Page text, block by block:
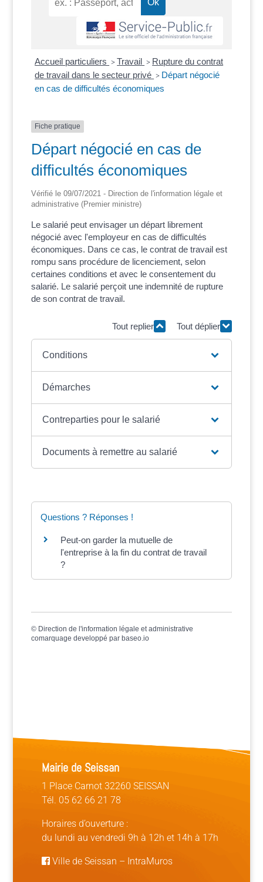
Accueil particuliers > Travail > Rupture du contrat
de travail dans le secteur privé > Départ négocié
en cas de difficultés économiques
Fiche pratique
Départ négocié en cas de
difficultés économiques
Vérifié le 09/07/2021 - Direction de l'information légale et
administrative (Premier ministre)
Le salarié peut envisager un départ librement
négocié avec l'employeur en cas de difficultés
économiques. Dans ce cas, le contrat de travail est
rompu sans procédure de licenciement, selon
certaines conditions et avec le consentement du
salarié. Le salarié perçoit une indemnité de rupture
de son contrat de travail.
Tout replier Tout déplier
Conditions
Démarches
Contreparties pour le salarié
Documents à remettre au salarié
Questions ? Réponses !
Peut-on garder la mutuelle de
l'entreprise à la fin du contrat de travail
?
© Direction de l'information légale et administrative
comarquage developpé par baseo.io
Mairie de Seissan
1 Place Carnot 32260 SEISSAN
Tél. 05 62 66 21 78
Horaires d’ouverture :
du lundi au vendredi 9h à 12h et 14h à 17h
Ville de Seissan – IntraMuros